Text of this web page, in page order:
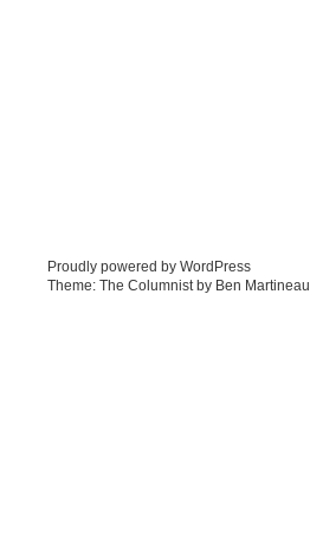
Proudly powered by WordPress
Theme: The Columnist by Ben Martineau